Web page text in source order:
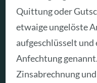
Quittung oder
etwaige ungelöste
aufgeschlüsselt
Anfechtung
Zinsabrechnung